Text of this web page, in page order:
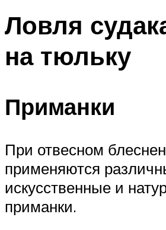
Ловля
на тюльку
Приманки
При отвесном
применяются
искусственные и
приманки.